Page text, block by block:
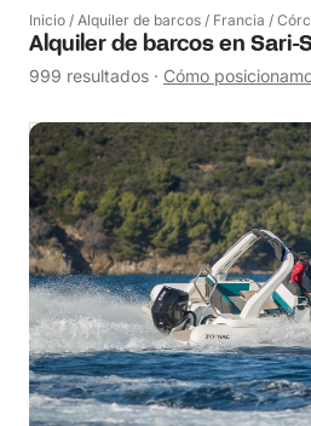
Inicio / Alquiler de barcos / Francia /
Alquiler de barcos en Sari-
999 resultados · Cómo